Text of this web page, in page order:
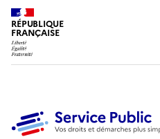
RÉPUBLIQUE
FRANÇAISE